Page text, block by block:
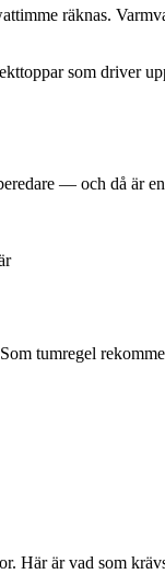
räknas.
som driver
— och då är
tumregel
Här är vad som